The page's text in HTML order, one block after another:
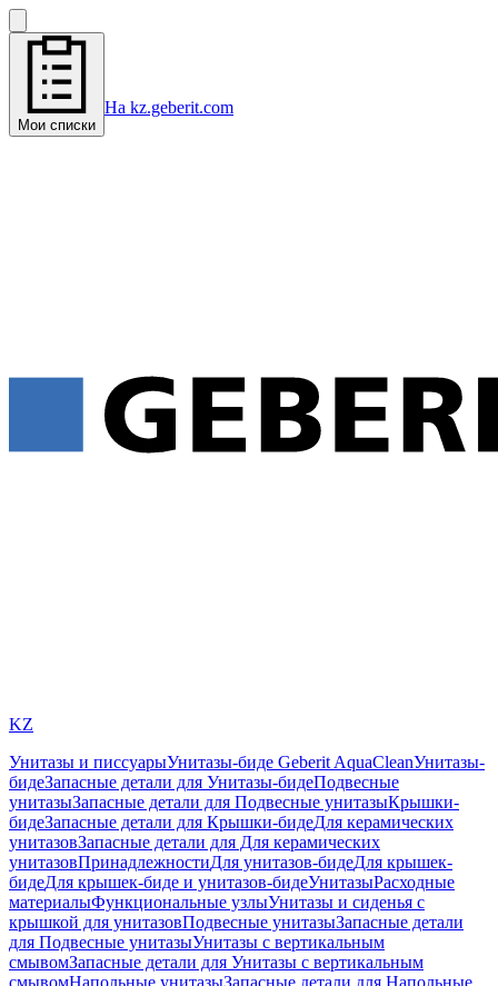
Мои списки
На kz.geberit.com
KZ
Унитазы и писсуарыУнитазы-биде Geberit AquaCleanУнитазы-
бидеЗапасные детали для Унитазы-бидеПодвесные
унитазыЗапасные детали для Подвесные унитазыКрышки-
бидеЗапасные детали для Крышки-бидеДля керамических
унитазовЗапасные детали для Для керамических
унитазовПринадлежностиДля унитазов-бидеДля крышек-
бидеДля крышек-биде и унитазов-бидеУнитазыРасходные
материалыФункциональные узлыУнитазы и сиденья с
крышкой для унитазовПодвесные унитазыЗапасные детали
для Подвесные унитазыУнитазы с вертикальным
смывомЗапасные детали для Унитазы с вертикальным
смывомНапольные унитазыЗапасные детали для Напольные